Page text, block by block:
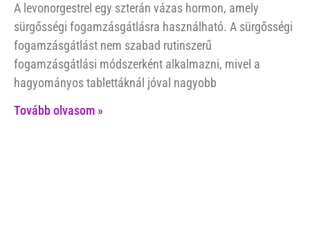
A levonorgestrel egy szterán vázas hormon, amely
sürgősségi fogamzásgátlásra használható. A sürgősségi
fogamzásgátlást nem szabad rutinszerű
fogamzásgátlási módszerként alkalmazni, mivel a
hagyományos tablettáknál jóval nagyobb
Tovább olvasom »